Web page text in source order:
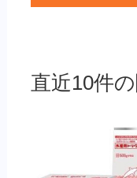
直近10件